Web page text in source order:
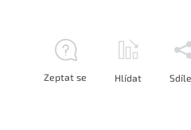
Zeptat se Hlídat